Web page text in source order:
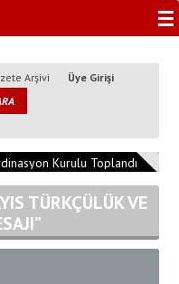
☰
Arşivi Üye Girişi
Kurulu Toplandı
TÜRKÇÜLÜK VE